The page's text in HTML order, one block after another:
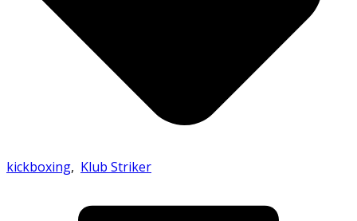
kickboxing, Klub Striker